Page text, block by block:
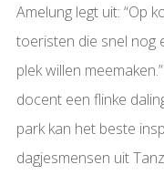
Amelung legt uit: “Op
toeristen die snel nog
plek willen
docent een flinke
park kan het beste
dagjesmensen uit